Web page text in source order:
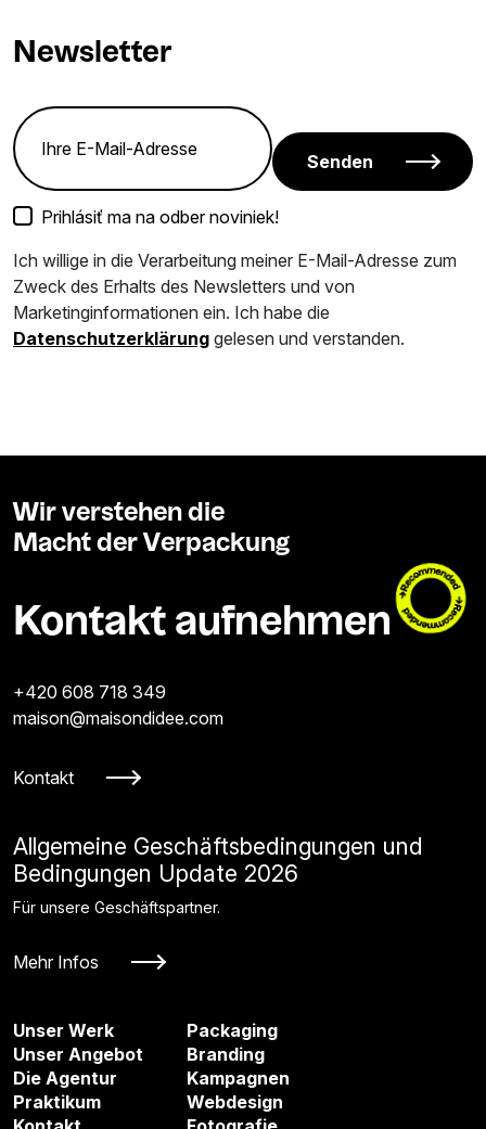
Newsletter
Senden
Prihlásiť ma na odber noviniek!
Ich willige in die Verarbeitung meiner E-Mail-Adresse zum
Zweck des Erhalts des Newsletters und von
Marketinginformationen ein. Ich habe die
Datenschutzerklärung gelesen und verstanden.
Wir verstehen die
Macht der Verpackung
Kontakt aufnehmen
+420 608 718 349
maison@maisondidee.com
Kontakt
Allgemeine Geschäftsbedingungen und
Bedingungen Update 2026
Für unsere Geschäftspartner.
Mehr Infos
Unser Werk
Unser Angebot
Die Agentur
Praktikum
Packaging
Branding
Kampagnen
Webdesign